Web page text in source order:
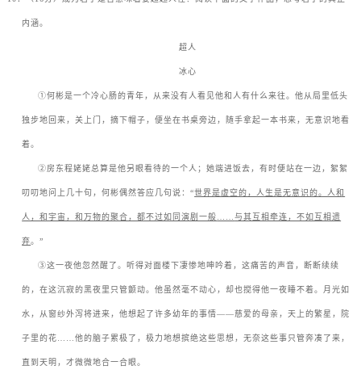
内涵。
超人
冰心
ㅤㅤ①何彬是一个冷心肠的青年，从来没有人看见他和人有什么来往。他从局里低头
独步地回来，关上门，摘下帽子，便坐在书桌旁边，随手拿起一本书来，无意识地看
着。
ㅤㅤ② 房东程姥姥总算是他另眼看待的一个人；她端进饭去，有时便站在一边，絮絮
叨叨地问上几十句，何彬偶然答应几句说：“世界是虚空的，人生是无意识的。人和
人，和宇宙，和万物的聚合，都不过如同演剧一般 ……与其互相牵连，不如互相遗
弃。”
ㅤㅤ③这一夜他忽然醒了。听得对面楼下凄惨地呻吟着，这痛苦的声音，断断续续
的，在这沉寂的黑夜里只管颤动。他虽然毫不动心，却也搅得他一夜睡不着。月光如
水，从窗纱外泻将进来，他想起了许多幼年的事情——慈爱的母亲，天上的繁星，院
子里的花 ……他的脑子累极了，极力地想摈绝这些思想，无奈这些事只管奔凑了来，
直到天明，才微微地合一合眼。